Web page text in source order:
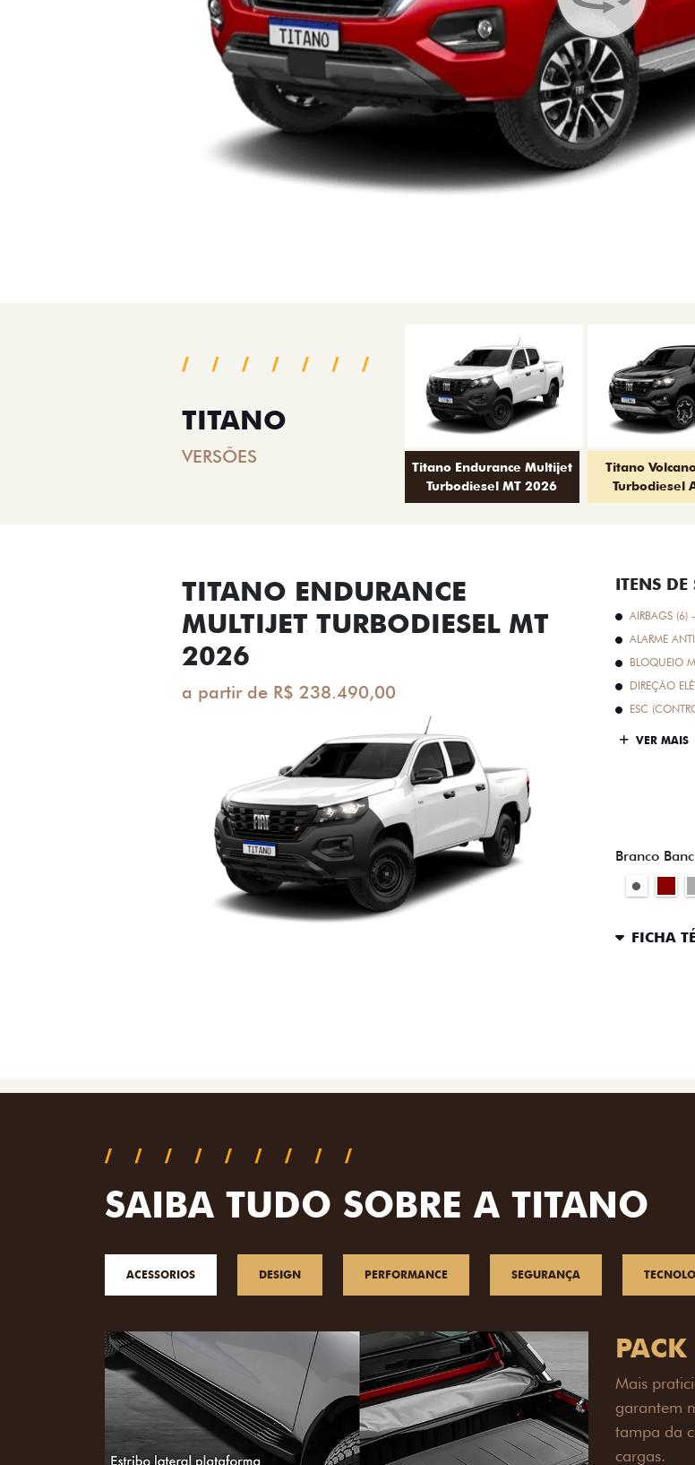
TITANO
VERSÕES
Titano Endurance Multijet
Turbodiesel MT 2026
Titano
Turbodiesel
TITANO ENDURANCE
MULTIJET TURBODIESEL MT
2026
a partir de R$ 238.490,00
ITENS DE
AIRBAGS (6)
ALARME
BLOQUEIO
DIREÇÃO
ESC
VER MAIS
Branco
FICHA
SAIBA TUDO SOBRE A TITANO
ACESSORIOS DESIGN PERFORMANCE SEGURANÇA
Prepare
engate de
lamas e
proteção